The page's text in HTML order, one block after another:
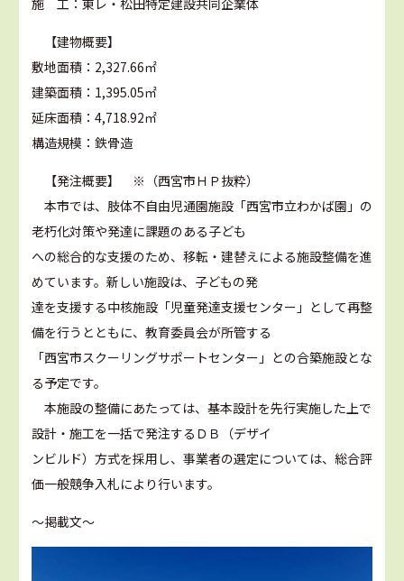
施 工：東レ・松田特定建設共同企業体
【建物概要】
敷地面積：2,327.66㎡
建築面積：1,395.05㎡
延床面積：4,718.92㎡
構造規模：鉄骨造
【発注概要】 ※（西宮市ＨＰ抜粋）
本市では、肢体不自由児通園施設「西宮市立わかば園」の
老朽化対策や発達に課題のある子ども
への総合的な支援のため、移転・建替えによる施設整備を進
めています。新しい施設は、子どもの発
達を支援する中核施設「児童発達支援センター」として再整
備を行うとともに、教育委員会が所管する
「西宮市スクーリングサポートセンター」との合築施設とな
る予定です。
本施設の整備にあたっては、基本設計を先行実施した上で
設計・施工を一括で発注するＤＢ（デザイ
ンビルド）方式を採用し、事業者の選定については、総合評
価一般競争入札により行います。
～掲載文～